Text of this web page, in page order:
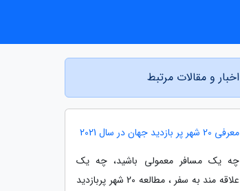
اخبار و مقالات مرتبط
معرفی 20 شهر پر بازدید جهان در سال 2021
چه یک مسافر معمولی باشید، چه یک
علاقه مند به سفر ، مطالعه 20 شهر پربازدید